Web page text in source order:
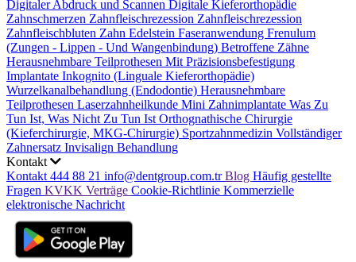
Digitaler Abdruck und Scannen Digitale Kieferorthopädie
Zahnschmerzen Zahnfleischrezession Zahnfleischrezession
Zahnfleischbluten Zahn Edelstein Faseranwendung Frenulum
(Zungen - Lippen - Und Wangenbindung) Betroffene Zähne
Herausnehmbare Teilprothesen Mit Präzisionsbefestigung
Implantate Inkognito (Linguale Kieferorthopädie)
Wurzelkanalbehandlung (Endodontie) Herausnehmbare
Teilprothesen Laserzahnheilkunde Mini Zahnimplantate Was Zu
Tun Ist, Was Nicht Zu Tun Ist Orthognathische Chirurgie
(Kieferchirurgie, MKG-Chirurgie) Sportzahnmedizin Vollständiger
Zahnersatz Invisalign Behandlung
Kontakt
Kontakt 444 88 21 info@dentgroup.com.tr Blog Häufig gestellte
Fragen KVKK Verträge Cookie-Richtlinie Kommerzielle
elektronische Nachricht